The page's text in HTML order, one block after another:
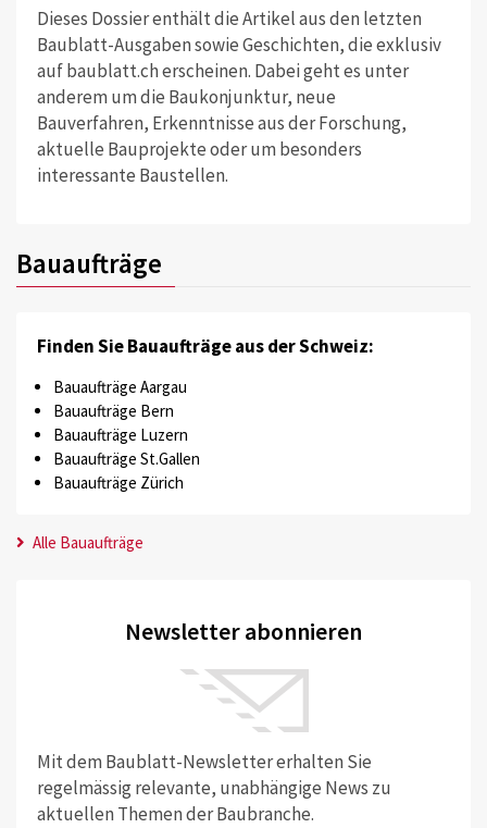
Dieses Dossier enthält die Artikel aus den letzten
Baublatt-Ausgaben sowie Geschichten, die exklusiv
auf baublatt.ch erscheinen. Dabei geht es unter
anderem um die Baukonjunktur, neue
Bauverfahren, Erkenntnisse aus der Forschung,
aktuelle Bauprojekte oder um besonders
interessante Baustellen.
Bauaufträge
Finden Sie Bauaufträge aus der Schweiz:
Bauaufträge Aargau
Bauaufträge Bern
Bauaufträge Luzern
Bauaufträge St.Gallen
Bauaufträge Zürich
Alle Bauaufträge
Newsletter abonnieren
Mit dem Baublatt-Newsletter erhalten Sie
regelmässig relevante, unabhängige News zu
aktuellen Themen der Baubranche.